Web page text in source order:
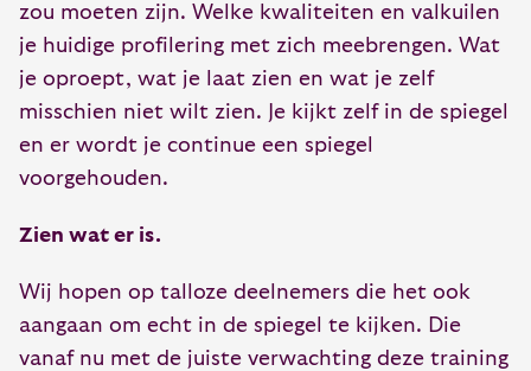
zou moeten zijn. Welke kwaliteiten en valkuilen
je huidige profilering met zich meebrengen. Wat
je oproept, wat je laat zien en wat je zelf
misschien niet wilt zien. Je kijkt zelf in de spiegel
en er wordt je continue een spiegel
voorgehouden.
Zien wat er is.
Wij hopen op talloze deelnemers die het ook
aangaan om echt in de spiegel te kijken. Die
vanaf nu met de juiste verwachting deze training